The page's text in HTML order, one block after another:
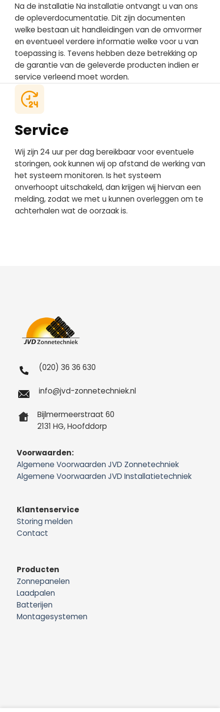
Na de installatie Na installatie ontvangt u van ons
de opleverdocumentatie. Dit zijn documenten
welke bestaan uit handleidingen van de omvormer
en eventueel verdere informatie welke voor u van
toepassing is. Tevens hebben deze betrekking op
de garantie van de geleverde producten indien er
service verleend moet worden.
Service
Wij zijn 24 uur per dag bereikbaar voor eventuele
storingen, ook kunnen wij op afstand de werking van
het systeem monitoren. Is het systeem
onverhoopt uitschakeld, dan krijgen wij hiervan een
melding, zodat we met u kunnen overleggen om te
achterhalen wat de oorzaak is.
(020) 36 36 630
info@jvd-zonnetechniek.nl
Bijlmermeerstraat 60
2131 HG, Hoofddorp
Voorwaarden:
Algemene Voorwaarden JVD Zonnetechniek
Algemene Voorwaarden JVD Installatietechniek
Klantenservice
Storing melden
Contact
Producten
Zonnepanelen
Laadpalen
Batterijen
Montagesystemen